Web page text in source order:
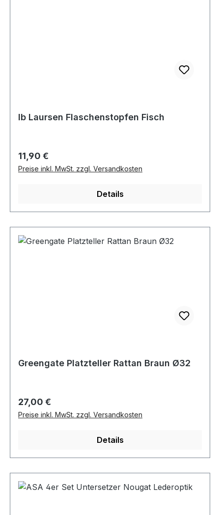
Ib Laursen Flaschenstopfen Fisch
Regulärer Preis:
11,90 €
Preise inkl. MwSt. zzgl. Versandkosten
Details
Greengate Platzteller Rattan Braun Ø32
Regulärer Preis:
27,00 €
Preise inkl. MwSt. zzgl. Versandkosten
Details